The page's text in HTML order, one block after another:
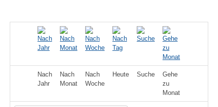
Nach
Jahr
Nach
Monat
Nach
Woche
Heute Suche
Gehe
zu
Monat